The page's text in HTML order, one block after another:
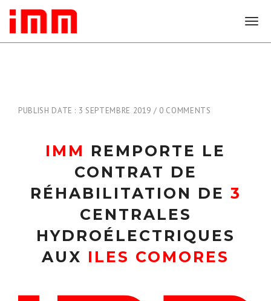
T
PUBLISH DATE : 3 SEPTEMBRE 2019 0 COMMENTS
IMM REMPORTE LE
CONTRAT DE
RÉHABILITATION DE 3
CENTRALES
HYDROÉLECTRIQUES
AUX ILES COMORES